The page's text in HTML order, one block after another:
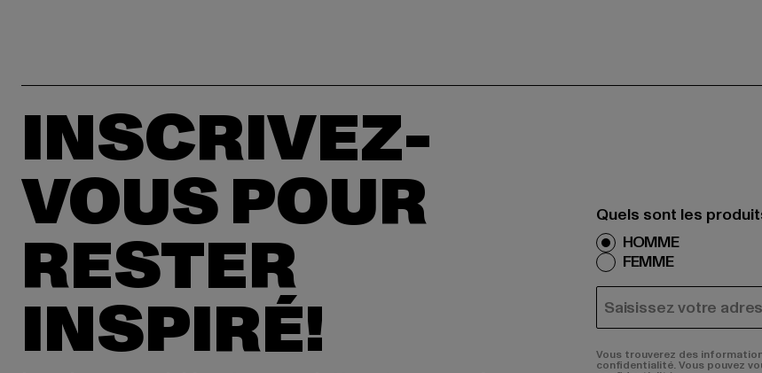
INSCRIVEZ-
VOUS POUR
RESTER
INSPIRÉ!
Quels sont les
HOMME
FEMME
COURRIEL
Vous trouverez des
confidentialité. Vous pouvez